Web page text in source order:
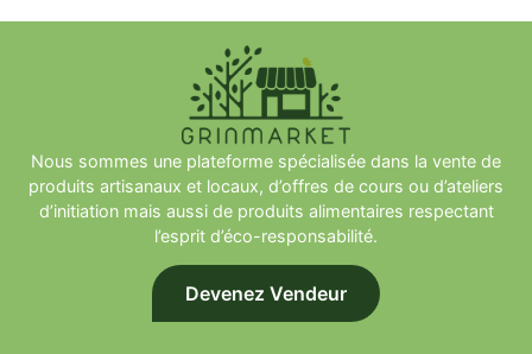
Nous sommes une plateforme spécialisée dans la vente de
produits artisanaux et locaux, d’offres de cours ou d’ateliers
d’initiation mais aussi de produits alimentaires respectant
l’esprit d’éco-responsabilité.
Devenez Vendeur